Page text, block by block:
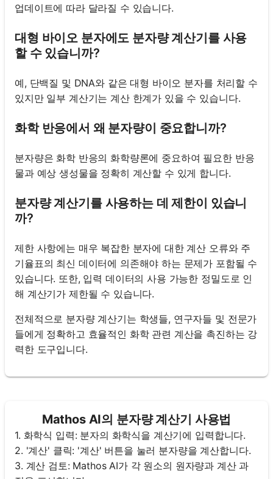
업데이트에 따라 달라질 수 있습니다.
대형 바이오 분자에도 분자량 계산기를 사용
할 수 있습니까?
예, 단백질 및 DNA와 같은 대형 바이오 분자를 처리할 수
있지만 일부 계산기는 계산 한계가 있을 수 있습니다.
화학 반응에서 왜 분자량이 중요합니까?
분자량은 화학 반응의 화학량론에 중요하여 필요한 반응
물과 예상 생성물을 정확히 계산할 수 있게 합니다.
분자량 계산기를 사용하는 데 제한이 있습니
까?
제한 사항에는 매우 복잡한 분자에 대한 계산 오류와 주
기율표의 최신 데이터에 의존해야 하는 문제가 포함될 수
있습니다. 또한, 입력 데이터의 사용 가능한 정밀도로 인
해 계산기가 제한될 수 있습니다.
전체적으로 분자량 계산기는 학생들, 연구자들 및 전문가
들에게 정확하고 효율적인 화학 관련 계산을 촉진하는 강
력한 도구입니다.
Mathos AI의 분자량 계산기 사용법
1. 화학식 입력: 분자의 화학식을 계산기에 입력합니다.
2. '계산' 클릭: '계산' 버튼을 눌러 분자량을 계산합니다.
3. 계산 검토: Mathos AI가 각 원소의 원자량과 계산 과